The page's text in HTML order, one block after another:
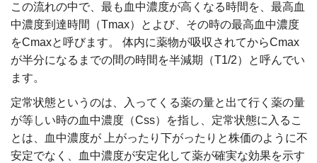
この流れの中で、最も血中濃度が高くなる時間を、最高血
中濃度到達時間（Tmax）とよび、その時の最高血中濃度
をCmaxと呼びます。 体内に薬物が吸収されてからCmax
が半分になるまでの間の時間を半減期（T1/2）と呼んでい
ます。
定常状態というのは、入ってくる薬の量と出て行く薬の量
が等しい時の血中濃度（Css）を指し、定常状態に入るこ
とは、血中濃度が 上がったり下がったりと株価のように不
安定でなく、血中濃度が安定化して薬が確実な効果を示す